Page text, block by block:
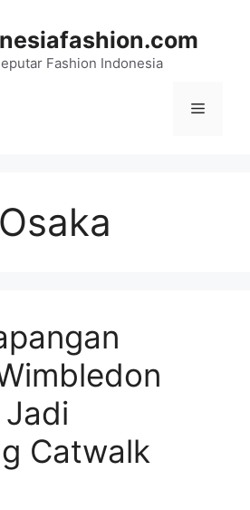
Fashion Indonesia
Menu
Catwalk